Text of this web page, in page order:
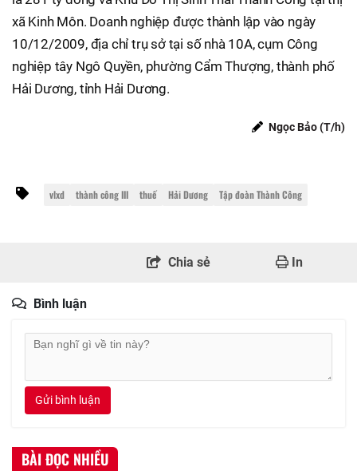
xã Kinh Môn. Doanh nghiệp được thành lập vào ngày
10/12/2009, địa chỉ trụ sở tại số nhà 10A, cụm Công
nghiệp tây Ngô Quyền, phường Cẩm Thượng, thành phố
Hải Dương, tỉnh Hải Dương.
Ngọc Bảo (T/h)
vlxd thành công III thuế Hải Dương Tập đoàn Thành Công
Chia sẻ In
Bình luận
Gửi bình luận
BÀI ĐỌC NHIỀU